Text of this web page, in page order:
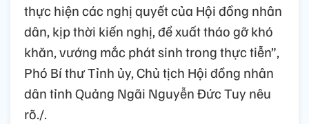
thực hiện các nghị quyết của Hội đồng nhân
dân, kịp thời kiến nghị, đề xuất tháo gỡ khó
khăn, vướng mắc phát sinh trong thực tiễn”,
Phó Bí thư Tỉnh ủy, Chủ tịch Hội đồng nhân
dân tỉnh Quảng Ngãi Nguyễn Đức Tuy nêu
rõ./.